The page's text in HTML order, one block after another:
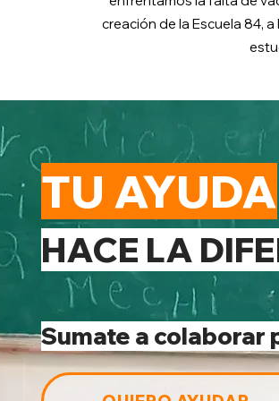
creación de la Escuela 84,
TU AYUDA
HACE LA
Sumate a colaborar